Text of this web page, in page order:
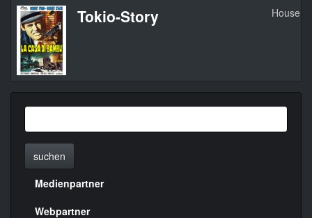
Tokio-Story House
suchen
Menülinks
Medienpartner
Webpartner